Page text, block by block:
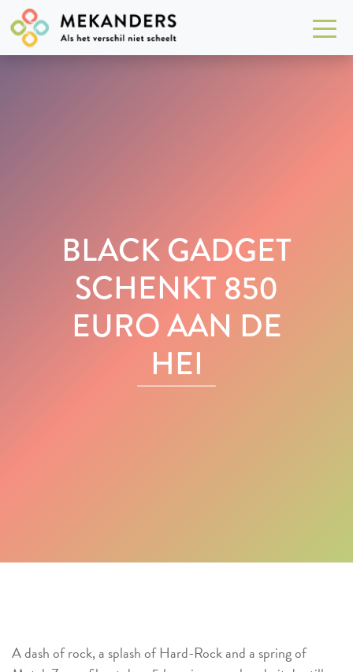
BLACK GADGET
SCHENKT 850
EURO AAN DE
HEI
A dash of rock, a splash of Hard-Rock and a spring of